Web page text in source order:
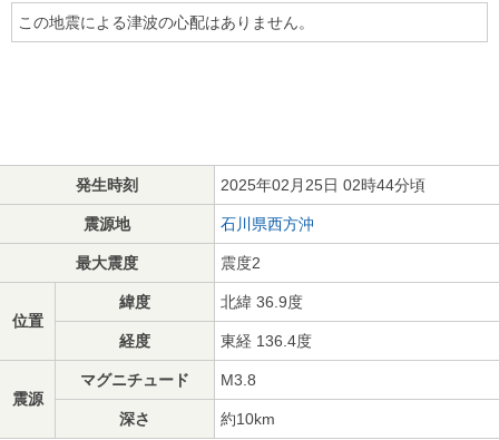
この地震による津波の心配はありません。
発生時刻 2025年02月25日 02時44分頃
震源地 石川県西方沖
最大震度 震度2
位置
緯度 北緯 36.9度
経度 東経 136.4度
震源
マグニチュード M3.8
深さ 約10km